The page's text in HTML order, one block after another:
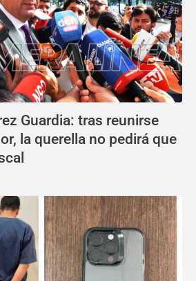
Guardia: tras reunirse
la querella no pedirá que